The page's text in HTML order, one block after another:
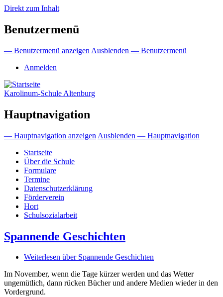
Direkt zum Inhalt
Benutzermenü
— Benutzermenü anzeigen Ausblenden — Benutzermenü
Anmelden
Karolinum-Schule Altenburg
Hauptnavigation
— Hauptnavigation anzeigen Ausblenden — Hauptnavigation
Startseite
Über die Schule
Formulare
Termine
Datenschutzerklärung
Förderverein
Hort
Schulsozialarbeit
Spannende Geschichten
Weiterlesen über Spannende Geschichten
Im November, wenn die Tage kürzer werden und das Wetter
ungemütlich, dann rücken Bücher und andere Medien wieder in den
Vordergrund.